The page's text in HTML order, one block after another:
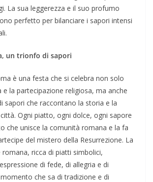
La sua leggerezza e il suo profumo
perfetto per bilanciare i sapori intensi
un trionfo di sapori
è una festa che si celebra non solo
e la partecipazione religiosa, ma anche
sapori che raccontano la storia e la
Ogni piatto, ogni dolce, ogni sapore
che unisce la comunità romana e la fa
del mistero della Resurrezione. La
ricca di piatti simbolici,
di fede, di allegria e di
che sa di tradizione e di